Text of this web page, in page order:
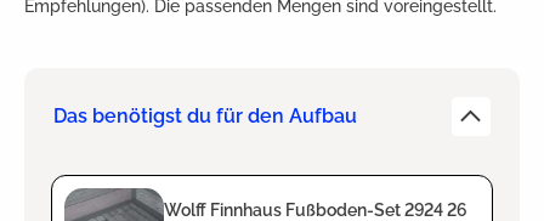
Empfehlungen). Die passenden Mengen sind voreingestellt.
Das benötigst du für den Aufbau
Wolff Finnhaus Fußboden-Set 2924 26